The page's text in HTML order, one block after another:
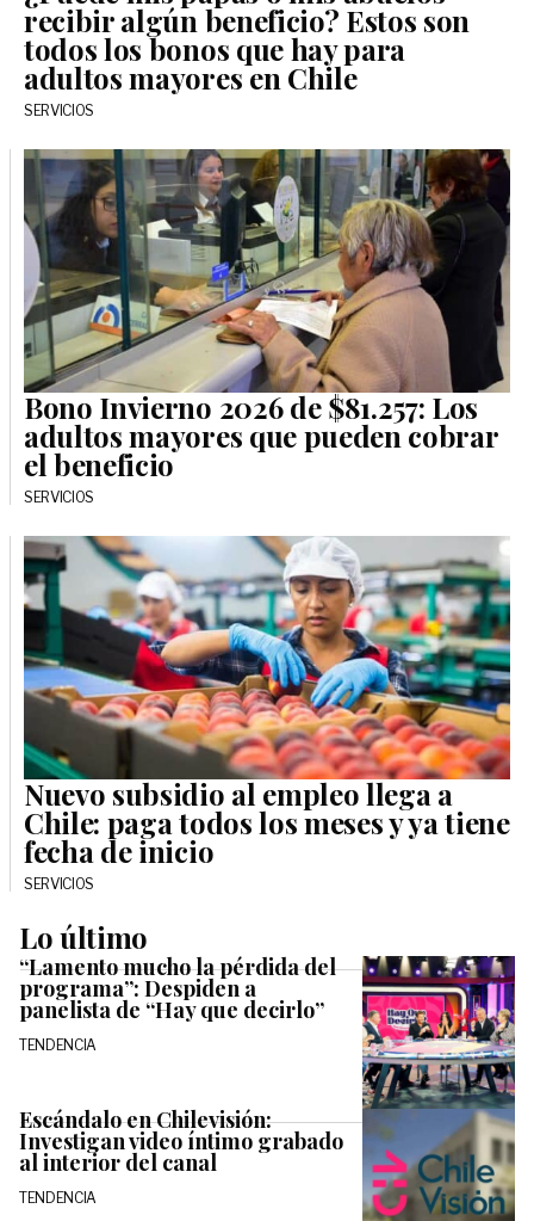
recibir algún beneficio? Estos son
todos los bonos que hay para
adultos mayores en Chile
SERVICIOS
Bono Invierno 2026 de $81.257: Los
adultos mayores que pueden cobrar
el beneficio
SERVICIOS
Nuevo subsidio al empleo llega a
Chile: paga todos los meses y ya tiene
fecha de inicio
SERVICIOS
Lo último
“Lamento mucho la pérdida del
programa”: Despiden a
panelista de “Hay que decirlo”
TENDENCIA
Escándalo en Chilevisión:
Investigan video íntimo grabado
al interior del canal
TENDENCIA